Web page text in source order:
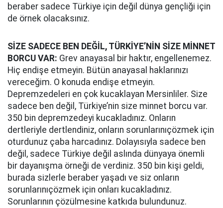
beraber sadece Türkiye için değil dünya gençliği için
de örnek olacaksınız.
SİZE SADECE BEN DEĞİL, TÜRKİYE’NİN SİZE MİNNET
BORCU VAR: Grev anayasal bir haktır, engellenemez.
Hiç endişe etmeyin. Bütün anayasal haklarınızı
vereceğim. O konuda endişe etmeyin.
Depremzedeleri en çok kucaklayan Mersinliler. Size
sadece ben değil, Türkiye’nin size minnet borcu var.
350 bin depremzedeyi kucakladınız. Onların
dertleriyle dertlendiniz, onların sorunlarınıçözmek için
oturdunuz çaba harcadınız. Dolayısıyla sadece ben
değil, sadece Türkiye değil aslında dünyaya önemli
bir dayanışma örneği de verdiniz. 350 bin kişi geldi,
burada sizlerle beraber yaşadı ve siz onların
sorunlarınıçözmek için onları kucakladınız.
Sorunlarının çözülmesine katkıda bulundunuz.